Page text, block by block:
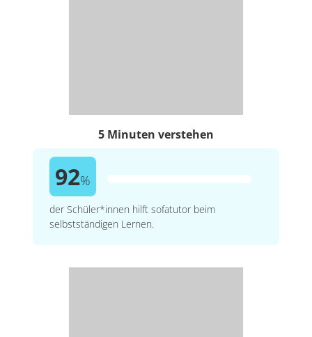
5 Minuten verstehen
92%
der Schüler*innen hilft sofatutor beim
selbstständigen Lernen.